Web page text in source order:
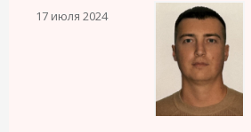
17 июля 2024